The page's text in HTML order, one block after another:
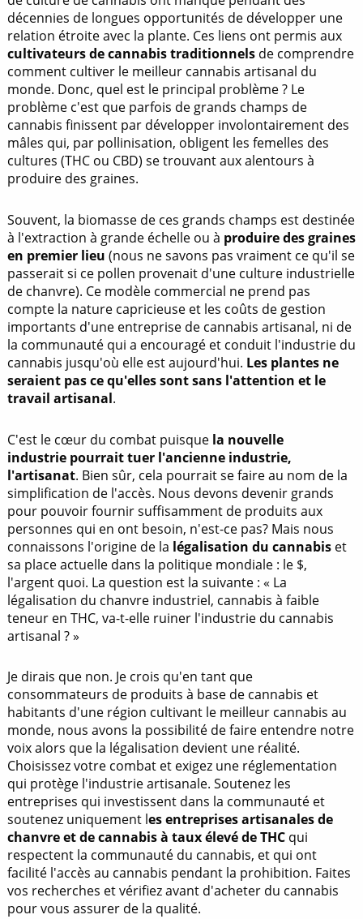
décennies de longues opportunités de développer une
relation étroite avec la plante. Ces liens ont permis aux
cultivateurs de cannabis traditionnelsde comprendre
comment cultiver le meilleur cannabis artisanal du
monde. Donc, quel est le principal problème ? Le
problème c'est que parfois de grands champs de
cannabis finissent par développer involontairement des
mâles qui, par pollinisation, obligent les femelles des
cultures (THC ou CBD) se trouvant aux alentours à
produire des graines.
Souvent, la biomasse de ces grands champs est destinée
à l'extraction à grande échelle ou à produire des graines
en premier lieu (nous ne savons pas vraiment ce qu'il se
passerait si ce pollen provenait d'une culture industrielle
de chanvre). Ce modèle commercial ne prend pas
compte la nature capricieuse et les coûts de gestion
importants d'une entreprise de cannabis artisanal, ni de
la communauté qui a encouragé et conduit l'industrie du
cannabis jusqu'où elle est aujourd'hui. Les plantes ne
seraient pas ce qu'elles sont sans l'attention et le
travail artisanal.
C'est le cœur du combat puisque la nouvelle
industrie pourrait tuer l'ancienne industrie,
l'artisanat. Bien sûr, cela pourrait se faire au nom de la
simplification de l'accès. Nous devons devenir grands
pour pouvoir fournir suffisamment de produits aux
personnes qui en ont besoin, n'est-ce pas? Mais nous
connaissons l'origine de la légalisation du cannabiset
sa place actuelle dans la politique mondiale : le $,
l'argent quoi. La question est la suivante : « La
légalisation du chanvre industriel, cannabis à faible
teneur en THC, va-t-elle ruiner l'industrie du cannabis
artisanal ? »
Je dirais que non. Je crois qu'en tant que
consommateurs de produits à base de cannabis et
habitants d'une région cultivant le meilleur cannabis au
monde, nous avons la possibilité de faire entendre notre
voix alors que la légalisation devient une réalité.
Choisissez votre combat et exigez une réglementation
qui protège l'industrie artisanale. Soutenez les
entreprises qui investissent dans la communauté et
soutenez uniquement les entreprises artisanales de
chanvre et de cannabis à taux élevé de THCqui
respectent la communauté du cannabis, et qui ont
facilité l'accès au cannabis pendant la prohibition. Faites
vos recherches et vérifiez avant d'acheter du cannabis
pour vous assurer de la qualité.